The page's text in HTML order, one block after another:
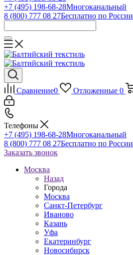
+7 (495) 198-68-28Многоканальный
8 (800) 777 08 27Бесплатно по России
Сравнение0 Отложенные 0
Телефоны
+7 (495) 198-68-28Многоканальный
8 (800) 777 08 27Бесплатно по России
Заказать звонок
Москва
Назад
Города
Москва
Санкт-Петербург
Иваново
Казань
Уфа
Екатеринбург
Новосибирск